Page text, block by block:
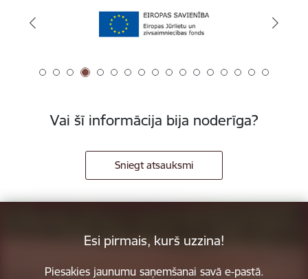
Vai šī informācija bija noderīga?
Sniegt atsauksmi
Esi pirmais, kurš uzzina!
Piesakies jaunumu saņemšanai savā e-pastā.